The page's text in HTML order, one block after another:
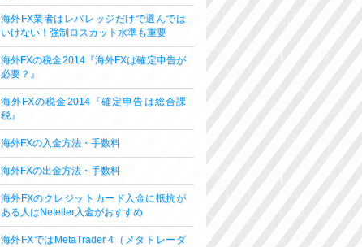
海外FX業者はレバレッジだけで選んでは
いけない！強制ロスカット水準も重要
海外FXの税金2014『海外FXは確定申告が
必要？』
海外FXの税金2014『確定申告は総合課
税』
海外FXの入金方法・手数料
海外FXの出金方法・手数料
海外FXのクレジットカード入金に抵抗が
ある人はNeteller入金がおすすめ
海外FXではMetaTrader 4（メタトレーダ